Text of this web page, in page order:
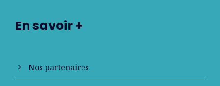
En savoir +
Nos partenaires